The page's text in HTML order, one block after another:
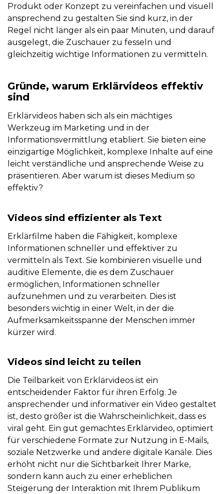
Produkt oder Konzept zu vereinfachen und visuell
ansprechend zu gestalten Sie sind kurz, in der
Regel nicht länger als ein paar Minuten, und darauf
ausgelegt, die Zuschauer zu fesseln und
gleichzeitig wichtige Informationen zu vermitteln.
Gründe, warum Erklärvideos effektiv
sind
Erklärvideos haben sich als ein mächtiges
Werkzeug im Marketing und in der
Informationsvermittlung etabliert. Sie bieten eine
einzigartige Möglichkeit, komplexe Inhalte auf eine
leicht verständliche und ansprechende Weise zu
präsentieren. Aber warum ist dieses Medium so
effektiv?
Videos sind effizienter als Text
Erklärfilme haben die Fähigkeit, komplexe
Informationen schneller und effektiver zu
vermitteln als Text. Sie kombinieren visuelle und
auditive Elemente, die es dem Zuschauer
ermöglichen, Informationen schneller
aufzunehmen und zu verarbeiten. Dies ist
besonders wichtig in einer Welt, in der die
Aufmerksamkeitsspanne der Menschen immer
kürzer wird.
Videos sind leicht zu teilen
Die Teilbarkeit von Erklärvideos ist ein
entscheidender Faktor für ihren Erfolg. Je
ansprechender und informativer ein Video gestaltet
ist, desto größer ist die Wahrscheinlichkeit, dass es
viral geht. Ein gut gemachtes Erklärvideo, optimiert
für verschiedene Formate zur Nutzung in E-Mails,
soziale Netzwerke und andere digitale Kanäle. Dies
erhöht nicht nur die Sichtbarkeit Ihrer Marke,
sondern kann auch zu einer erheblichen
Steigerung der Interaktion mit Ihrem Publikum